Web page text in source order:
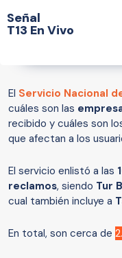
Señal
T13 En Vivo
El Servicio Nacional
cuáles son las
recibido y cuáles son
que afectan a los
El servicio enlistó a las
reclamos, siendo Tur
cual también incluye a
En total, son cerca de